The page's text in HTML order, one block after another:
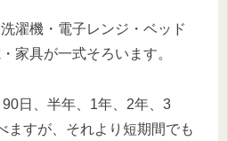
濯機・電子レンジ・ベッド
家具が一式そろいます。
日、半年、1年、2年、3
ますが、それより短期間でも